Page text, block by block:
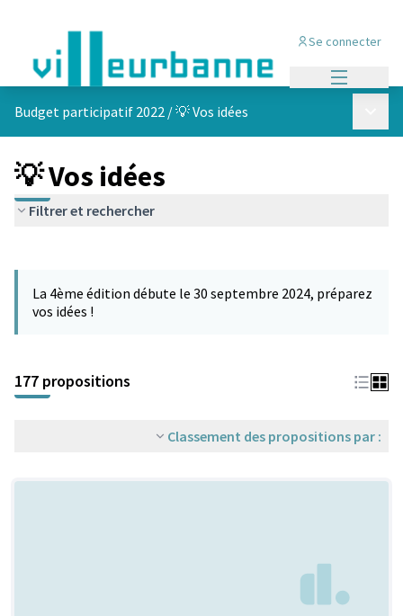
Se connecter
Budget participatif 2022 /💡 Vos idées
💡 Vos idées
Filtrer et rechercher
−
La 4ème édition débute le 30 septembre 2024, préparez
vos idées !
177 propositions
Classement des propositions par :